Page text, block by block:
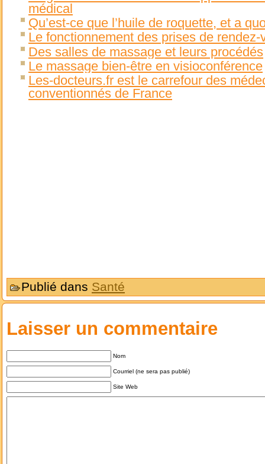
médical
Qu’est-ce que l’huile de roquette, et a
Le fonctionnement des prises de
Des salles de massage et leurs procédés
Le massage bien-être en visioconférence
Les-docteurs.fr est le carrefour des
conventionnés de France
Publié dans Santé
Laisser un commentaire
Nom
Courriel (ne sera pas publié)
Site Web